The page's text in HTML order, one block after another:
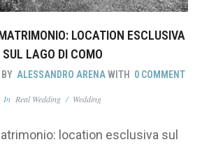
LOCATION ESCLUSIVA
SUL LAGO DI COMO
BY ALESSANDRO ARENA WITH 0 COMMENT
In Real Wedding / Wedding
location esclusiva sul